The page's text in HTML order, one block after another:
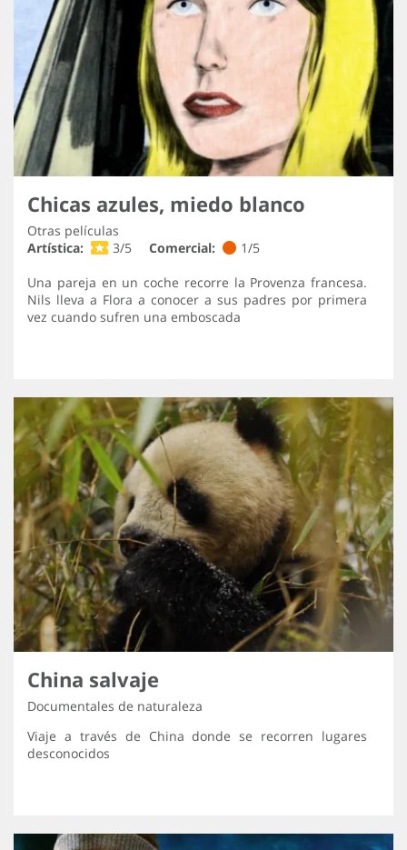
Chicas azules, miedo blanco
Otras películas
Artística:
3/5 Comercial:
1/5
Una pareja en un coche recorre la Provenza francesa.
Nils lleva a Flora a conocer a sus padres por primera
vez cuando sufren una emboscada
China salvaje
Documentales de naturaleza
Viaje a través de China donde se recorren lugares
desconocidos